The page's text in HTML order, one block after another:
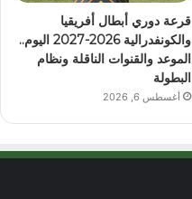
قرعة دوري أبطال أفريقيا
والكونفدرالية 2026-2027 اليوم..
الموعد والقنوات الناقلة ونظام
البطولة
أغسطس 6, 2026